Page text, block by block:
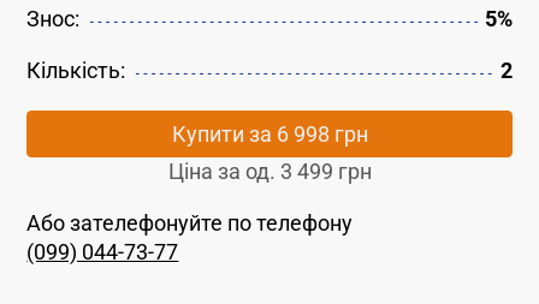
Знос: 5%
Кількість: 2
Купити за 6 998 грн
Ціна за од. 3 499 грн
Або зателефонуйте по телефону
(099) 044-73-77